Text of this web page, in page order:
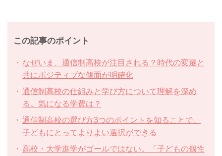
この記事のポイント
なぜいま、通信制高校が注目される？時代の変遷と
共にポジティブな側面が明確化
通信制高校の仕組みと学び方について理解を深め
る。気になる学費は？
通信制高校の選び方3つのポイントを知ることで、
子どもにとってよりよい選択ができる
高校・大学進学がゴールではない。「子どもの個性